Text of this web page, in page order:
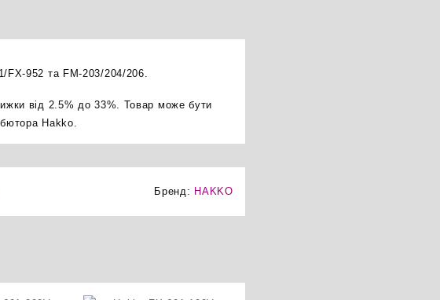
FX-952 та FM-203/204/206.
від 2.5% до 33%. Товар може бути
Hakko.
Бренд: HAKKO